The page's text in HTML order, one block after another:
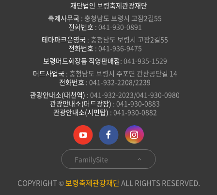
재단법인 보령축제관광재단
축제사무국 : 충청남도 보령시 고잠2길55
전화번호 : 041-930-0891
테마파크운영국 : 충청남도 보령시 고잠2길55
전화번호 : 041-936-9475
보령머드화장품 직영판매점: 041-935-1529
머드사업국 : 충청남도 보령시 주포면 관산공단길 14
전화번호 : 041-932-2208/2239
관광안내소(대천역) : 041-932-2023/041-930-0980
관광안내소(머드광장) : 041-930-0883
관광안내소(시민탑) : 041-930-0882
FamilySite
COPYRIGHT ©보령축제관광재단ALL RIGHTS RESERVED.